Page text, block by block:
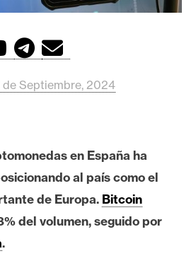
de Septiembre, 2024
en España ha
al país como el
de Europa. Bitcoin
del volumen, seguido por
.